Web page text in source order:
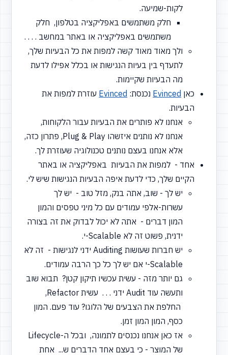
לקות-שמיעה.
חלק משתמשים באפליקציה בטלפון, חלק
משתמשים באפליקציה או באתר במחשב . . . .
ולך מאוד מאוד קשה למפות את כל הבעיות שלך,
לתעדף בין בעיות הנגישות או בכלל אפילו לדעת
מה הבעיות שקיימות.
כאן Evinced נכנסת: Evinced עוזרת למפות את
הבעיות.
אנחנו לא פותרים את הבעיות עבור הלקוחות,
אנחנו לא נותנים איזשהו Plug & Play, פתרון כזה,
אלא אנחנו בעצם נותנים טכנולוגיה שעוזרת לך.
אחד - למפות את הבעיות באפליקציה או באתר
הקיים שלך, כדי לדעת איפה הבעיות הנגישות שיש לי.
יש לך - שוב, אתה בנק, מזל טוב - יש לך
עשרות-אלפי עמודים עם כל מיני טפסים והמון
המון דברים - אתה לא יכול לבדוק את זה בצורה
ידנית, פשוט זה לא Scalable-י.
יש חברות שעושות Auditing ידני לנגישות - זה לא
Scalable-י אם יש לך כל כך הרבה עמודים.
גם יותר מזה - עשית עכשיו תיקון קטן? תבוא שוב
ותעשה עוד Audit ידני . . . עשית Refactor,
החלפת את הצבעים של הלוגו? עוד פעם. המון
כסף, המון המון זמן.
אז כאן אנחנו נכנסים לתמונה, ובכל ה-Lifecycle
של המוצר - כי בעצם אחד הדברים ש... אחת